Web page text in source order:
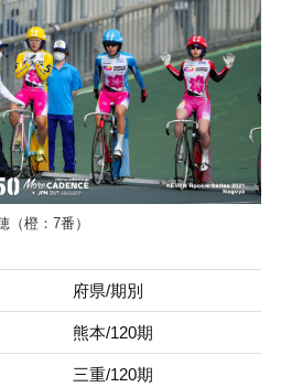
（橙：7番）
府県/期別
熊本/120期
三重/120期